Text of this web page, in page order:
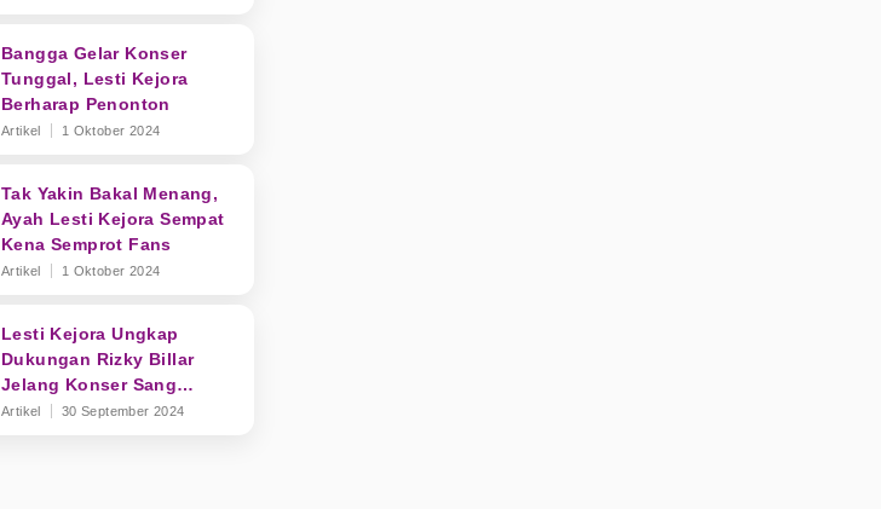
Bangga Gelar Konser
Tunggal, Lesti Kejora
Berharap Penonton
Artikel 1 Oktober 2024
Tak Yakin Bakal Menang,
Ayah Lesti Kejora Sempat
Kena Semprot Fans
Artikel 1 Oktober 2024
Lesti Kejora Ungkap
Dukungan Rizky Billar
Jelang Konser Sang
Kejora
Artikel 30 September 2024